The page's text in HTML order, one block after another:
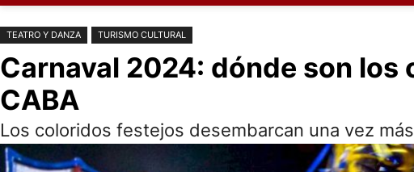
TEATRO Y DANZA TURISMO CULTURAL
Carnaval 2024: dónde son
CABA
Los coloridos festejos desembarcan una vez